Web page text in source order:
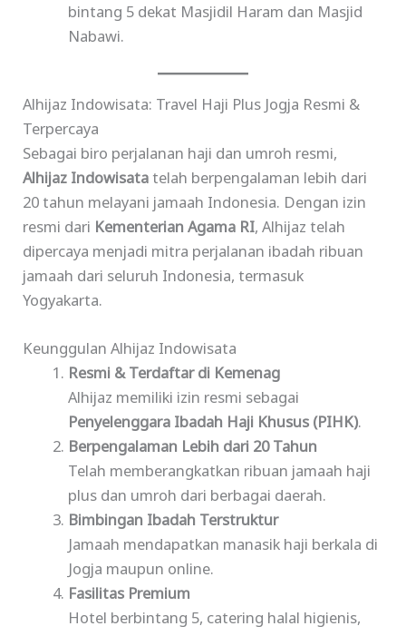
bintang 5 dekat Masjidil Haram dan Masjid
Nabawi.
Alhijaz Indowisata: Travel Haji Plus Jogja Resmi &
Terpercaya
Sebagai biro perjalanan haji dan umroh resmi,
Alhijaz Indowisata telah berpengalaman lebih dari
20 tahun melayani jamaah Indonesia. Dengan izin
resmi dari Kementerian Agama RI, Alhijaz telah
dipercaya menjadi mitra perjalanan ibadah ribuan
jamaah dari seluruh Indonesia, termasuk
Yogyakarta.
Keunggulan Alhijaz Indowisata
Resmi & Terdaftar di Kemenag
Alhijaz memiliki izin resmi sebagai
Penyelenggara Ibadah Haji Khusus (PIHK).
Berpengalaman Lebih dari 20 Tahun
Telah memberangkatkan ribuan jamaah haji
plus dan umroh dari berbagai daerah.
Bimbingan Ibadah Terstruktur
Jamaah mendapatkan manasik haji berkala di
Jogja maupun online.
Fasilitas Premium
Hotel berbintang 5, catering halal higienis,